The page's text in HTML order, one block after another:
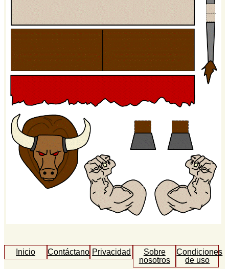
Inicio ContáctanosPrivacidad
Sobre
nosotros
Condiciones
de uso